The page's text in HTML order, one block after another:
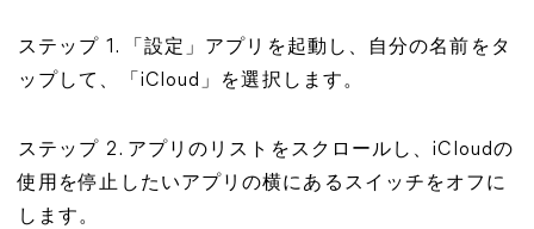
ステップ 1. 「設定」アプリを起動し、自分の名前をタ
ップして、「iCloud」を選択します。
ステップ 2. アプリのリストをスクロールし、iCloudの
使用を停止したいアプリの横にあるスイッチをオフに
します。